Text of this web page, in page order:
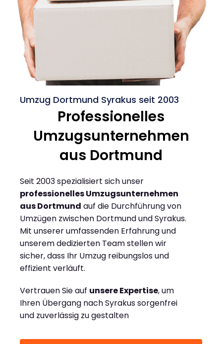
Umzug Dortmund Syrakus seit 2003
Professionelles
Umzugsunternehmen
aus Dortmund
Seit 2003 spezialisiert sich unser
professionelles Umzugsunternehmen
aus Dortmund auf die Durchführung von
Umzügen zwischen Dortmund und Syrakus.
Mit unserer umfassenden Erfahrung und
unserem dedizierten Team stellen wir
sicher, dass Ihr Umzug reibungslos und
effizient verläuft.
Vertrauen Sie auf unsere Expertise, um
Ihren Übergang nach Syrakus sorgenfrei
und zuverlässig zu gestalten